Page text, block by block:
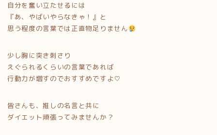
自分を奮い立たせるには
『あ、やばいやらなきゃ！』と
思う程度の言葉では正直物足りません
少し胸に突き刺さり
えぐられるくらいの言葉であれば
行動力が増すのでおすすめですよ♡
皆さんも、推しの名言と共に
ダイエット頑張ってみませんか？